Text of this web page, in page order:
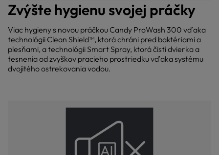
Zvýšte hygienu svojej práčky
Viac hygieny s novou práčkou Candy ProWash 300 vďaka
technológii Clean Shield™, ktorá chráni pred baktériami a
plesňami, a technológii Smart Spray, ktorá čistí dvierka a
tesnenia od zvyškov pracieho prostriedku vďaka systému
dvojitého ostrekovania vodou.